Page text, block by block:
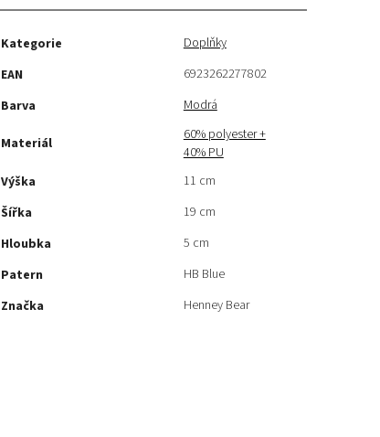
Kategorie
Doplňky
EAN
6923262277802
Barva
Modrá
Materiál
60% polyester +
40% PU
Výška
11 cm
Šířka
19 cm
Hloubka
5 cm
Patern
HB Blue
Značka
Henney Bear